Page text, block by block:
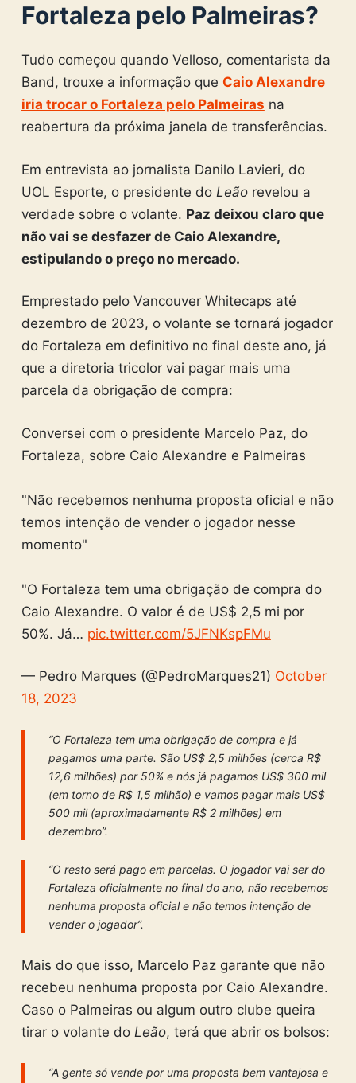
Fortaleza pelo Palmeiras?
Tudo começou quando Velloso, comentarista da
Band, trouxe a informação que Caio Alexandre
iria trocar o Fortaleza pelo Palmeiras na
reabertura da próxima janela de transferências.
Em entrevista ao jornalista Danilo Lavieri, do
UOL Esporte, o presidente do Leãorevelou a
verdade sobre o volante. Paz deixou claro que
não vai se desfazer de Caio Alexandre,
estipulando o preço no mercado.
Emprestado pelo Vancouver Whitecaps até
dezembro de 2023, o volante se tornará jogador
do Fortaleza em definitivo no final deste ano, já
que a diretoria tricolor vai pagar mais uma
parcela da obrigação de compra:
Conversei com o presidente Marcelo Paz, do
Fortaleza, sobre Caio Alexandre e Palmeiras
"Não recebemos nenhuma proposta oficial e não
temos intenção de vender o jogador nesse
momento"
"O Fortaleza tem uma obrigação de compra do
Caio Alexandre. O valor é de US$ 2,5 mi por
50%. Já… pic.twitter.com/5JFNKspFMu
— Pedro Marques (@PedroMarques21) October
18, 2023
“O Fortaleza tem uma obrigação de compra e já
pagamos uma parte. São US$ 2,5 milhões (cerca R$
12,6 milhões) por 50% e nós já pagamos US$ 300 mil
(em torno de R$ 1,5 milhão) e vamos pagar mais US$
500 mil (aproximadamente R$ 2 milhões) em
dezembro”.
“O resto será pago em parcelas. O jogador vai ser do
Fortaleza oficialmente no final do ano, não recebemos
nenhuma proposta oficial e não temos intenção de
vender o jogador”.
Mais do que isso, Marcelo Paz garante que não
recebeu nenhuma proposta por Caio Alexandre.
Caso o Palmeiras ou algum outro clube queira
tirar o volante do Leão, terá que abrir os bolsos:
“A gente só vende por uma proposta bem vantajosa e